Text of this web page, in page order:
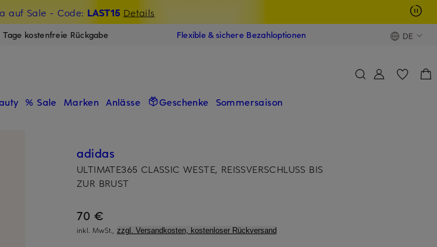
auf Sale - Code: LAST15 Details
mit Beyond sichern
Tage kostenfreie Rückgabe Flexible & sichere Bezahloptionen DE
% Sale Marken Anlässe Geschenke Sommersaison
adidas
ULTIMATE365 CLASSIC WESTE, REISSVERSCHLUSS BIS
ZUR BRUST
70 €
inkl. MwSt., zzgl. Versandkosten, kostenloser Rückversand